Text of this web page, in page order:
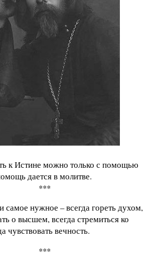
к Истине можно только с помощью
дается в молитве.
***
самое нужное – всегда гореть духом,
о высшем, всегда стремиться ко
чувствовать вечность.
***